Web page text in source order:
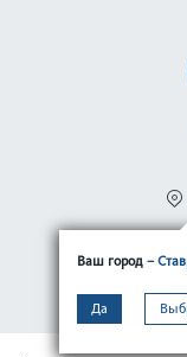
Ваш город –
Да
МЕНЮ